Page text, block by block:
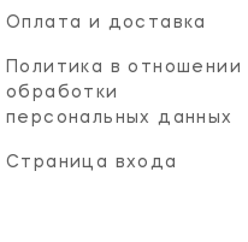
Оплата и доставка
Политика в отношении
обработки
персональных данных
Страница входа